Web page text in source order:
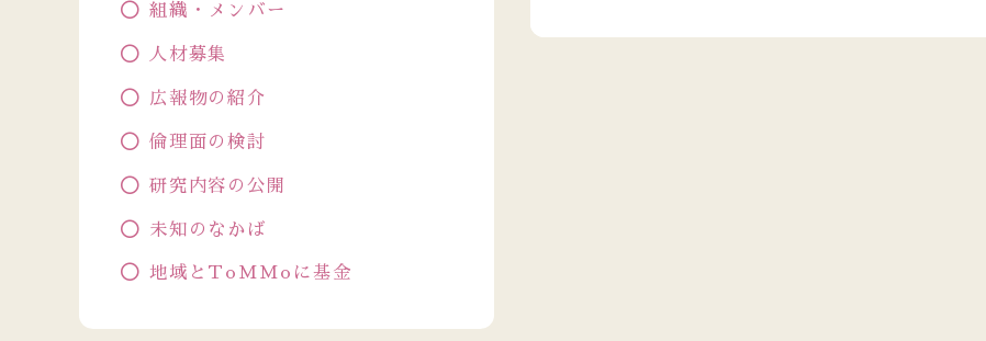
組織・メンバー
人材募集
広報物の紹介
倫理面の検討
研究内容の公開
未知のなかば
地域とToMMoに基金